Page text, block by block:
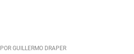
POR GUILLERMO DRAPER